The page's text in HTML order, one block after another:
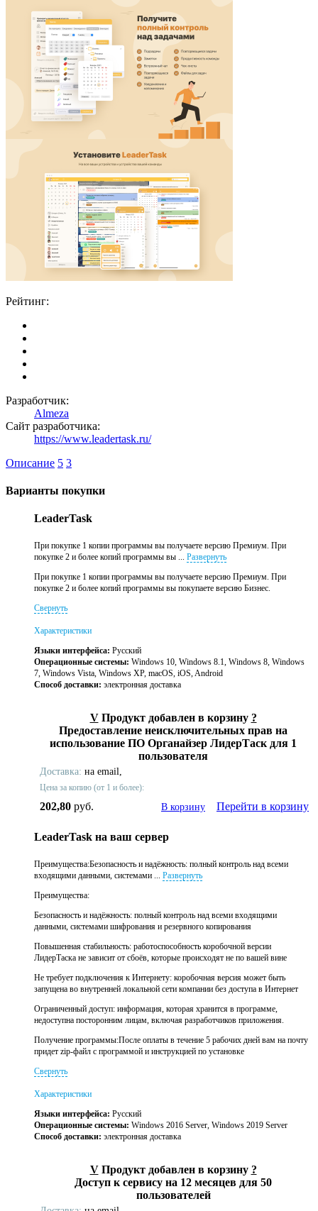
Рейтинг:
Разработчик:
Almeza
Сайт разработчика:
https://www.leadertask.ru/
Описание 5 3
Варианты покупки
LeaderTask
При покупке 1 копии программы вы получаете версию Премиум. При
покупке 2 и более копий программы вы ... Развернуть
При покупке 1 копии программы вы получаете версию Премиум. При
покупке 2 и более копий программы вы покупаете версию Бизнес.
Свернуть
Характеристики
Языки интерфейса: Русский
Операционные системы: Windows 10, Windows 8.1, Windows 8, Windows
7, Windows Vista, Windows XP, macOS, iOS, Android
Способ доставки: электронная доставка
V Продукт добавлен в корзину ?
Предоставление неисключительных прав на
использование ПО Органайзер ЛидерТаск для 1
пользователя
Доставка: на email,
Цена за копию (от 1 и более):
202,80 руб. В корзину Перейти в корзину
LeaderTask на ваш сервер
Преимущества:Безопасность и надёжность: полный контроль над всеми
входящими данными, системами ... Развернуть
Преимущества:
Безопасность и надёжность: полный контроль над всеми входящими
данными, системами шифрования и резервного копирования
Повышенная стабильность: работоспособность коробочной версии
ЛидерТаска не зависит от сбоёв, которые происходят не по вашей вине
Не требует подключения к Интернету: коробочная версия может быть
запущена во внутренней локальной сети компании без доступа в Интернет
Ограниченный доступ: информация, которая хранится в программе,
недоступна посторонним лицам, включая разработчиков приложения.
Получение программы:После оплаты в течение 5 рабочих дней вам на почту
придет zip-файл с программой и инструкцией по установке
Свернуть
Характеристики
Языки интерфейса: Русский
Операционные системы: Windows 2016 Server, Windows 2019 Server
Способ доставки: электронная доставка
V Продукт добавлен в корзину ?
Доступ к сервису на 12 месяцев для 50
пользователей